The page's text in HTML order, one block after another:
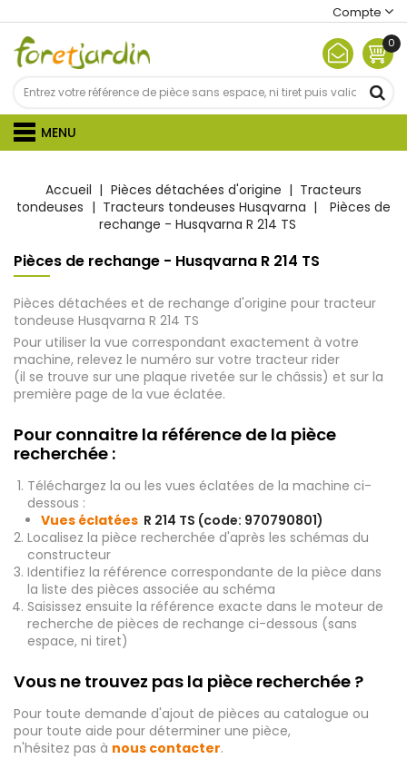
Compte
0
MENU
Accueil Pièces détachées d'origine
Tracteurs
tondeuses
Tracteurs tondeuses Husqvarna
Pièces de
rechange - Husqvarna R 214 TS
Pièces de rechange - Husqvarna R 214 TS
Pièces détachées et de rechange d'origine pour tracteur
tondeuse Husqvarna R 214 TS
Pour utiliser la vue correspondant exactement à votre
machine, relevez le numéro sur votre tracteur rider
(il se trouve sur une plaque rivetée sur le châssis) et sur la
première page de la vue éclatée.
Pour connaitre la référence de la pièce
recherchée :
Téléchargez la ou les vues éclatées de la machine ci-
dessous :
Vues éclatées R 214 TS (code: 970790801)
Localisez la pièce recherchée d'après les schémas du
constructeur
Identifiez la référence correspondante de la pièce dans
la liste des pièces associée au schéma
Saisissez ensuite la référence exacte dans le moteur de
recherche de pièces de rechange ci-dessous (sans
espace, ni tiret)
Vous ne trouvez pas la pièce recherchée ?
Pour toute demande d'ajout de pièces au catalogue ou
pour toute aide pour déterminer une pièce,
n'hésitez pas à nous contacter.